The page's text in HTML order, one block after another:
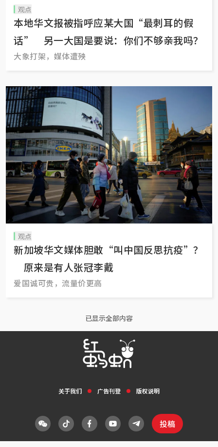
观点
本地华文报被指呼应某大国“最刺耳的假
话” 另一大国是要说：你们不够亲我吗？
大象打架，媒体遭殃
观点
新加坡华文媒体胆敢“叫中国反思抗疫”？
原来是有人张冠李戴
爱国诚可贵，流量价更高
已显示全部内容
关于我们 广告刊登 版权说明
投稿